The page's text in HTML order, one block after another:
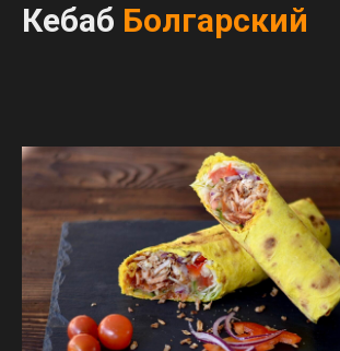
Кебаб Болгарский